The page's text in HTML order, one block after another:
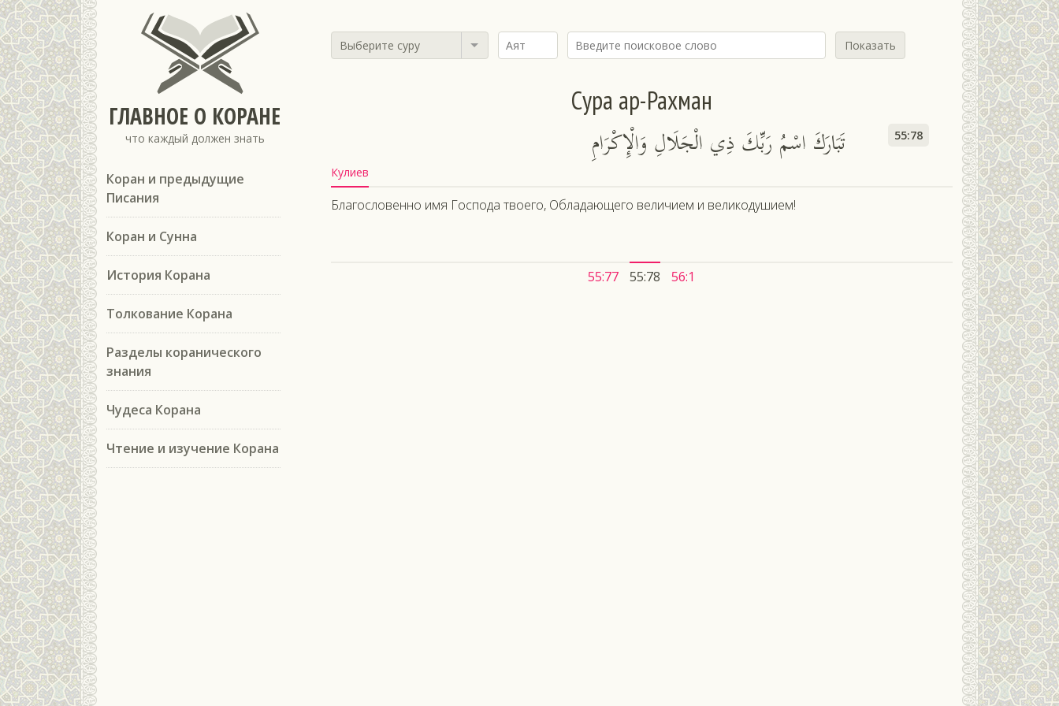
ГЛАВНОЕ О КОРАНЕ
что каждый должен знать
Коран и предыдущие
Писания
Коран и Сунна
История Корана
Толкование Корана
Разделы коранического
знания
Чудеса Корана
Чтение и изучение Корана
Выберите суру Показать
Сура ар-Рахман
تَبَارَكَ اسْمُ رَبِّكَ ذِي الْجَلَالِ وَالْإِكْرَامِ 55:78
Кулиев
Благословенно имя Господа твоего, Обладающего величием и великодушием!
55:77 55:78 56:1